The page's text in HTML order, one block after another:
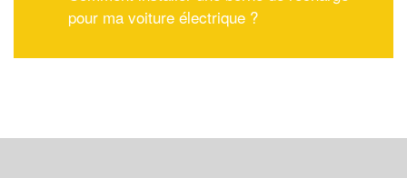
pour ma voiture électrique ?